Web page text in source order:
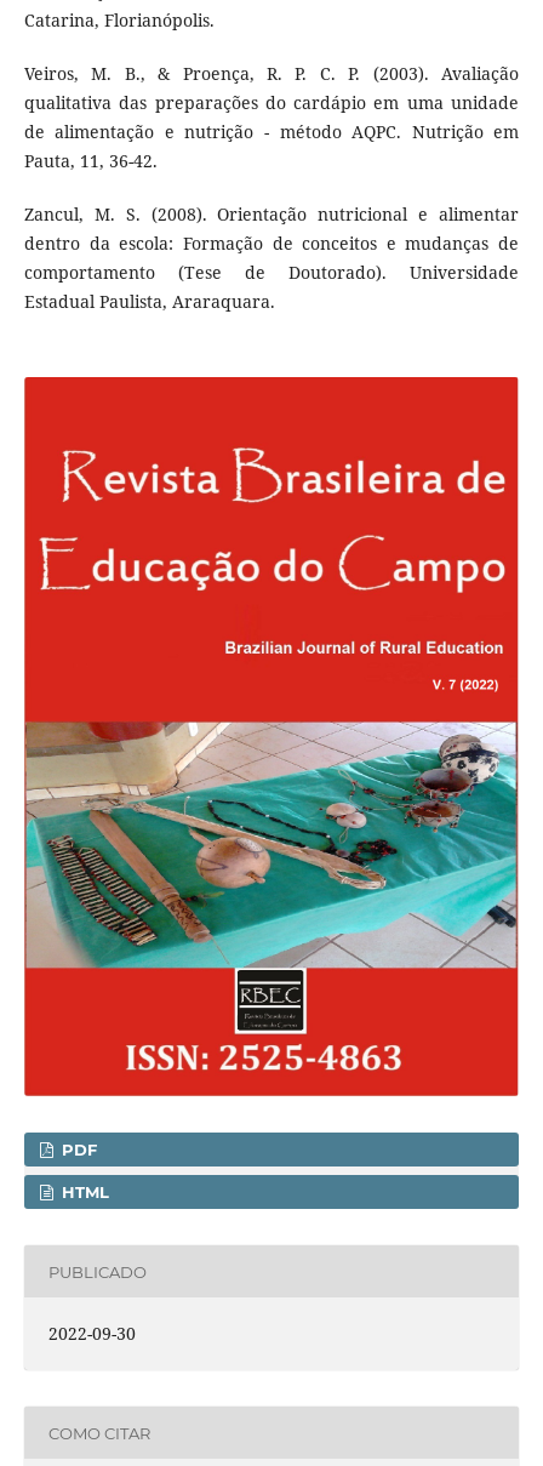
Catarina, Florianópolis.
Veiros, M. B., & Proença, R. P. C. P. (2003). Avaliação
qualitativa das preparações do cardápio em uma unidade
de alimentação e nutrição - método AQPC. Nutrição em
Pauta, 11, 36-42.
Zancul, M. S. (2008). Orientação nutricional e alimentar
dentro da escola: Formação de conceitos e mudanças de
comportamento (Tese de Doutorado). Universidade
Estadual Paulista, Araraquara.
PDF
HTML
PUBLICADO
2022-09-30
COMO CITAR